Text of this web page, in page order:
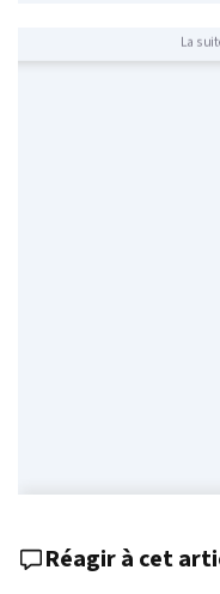
La
Réagir à cet